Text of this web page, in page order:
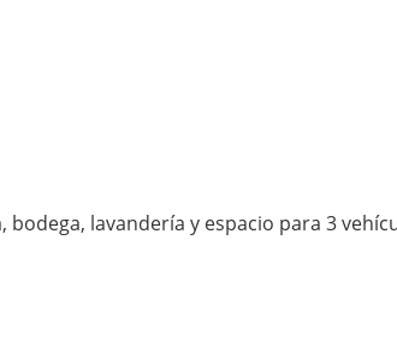
lavandería y espacio para 3